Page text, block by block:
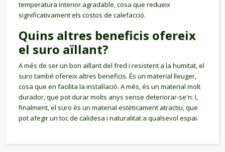
temperatura interior agradable, cosa que redueix
significativament els costos de calefacció.
Quins altres beneficis ofereix
el suro aïllant?
A més de ser un bon aïllant del fred i resistent a la humitat, el
suro també ofereix altres beneficis. És un material lleuger,
cosa que en facilita la instal·lació. A més, és un material molt
durador, que pot durar molts anys sense deteriorar-se'n. I,
finalment, el suro és un material estèticament atractiu, que
pot afegir un toc de calidesa i naturalitat a qualsevol espai.